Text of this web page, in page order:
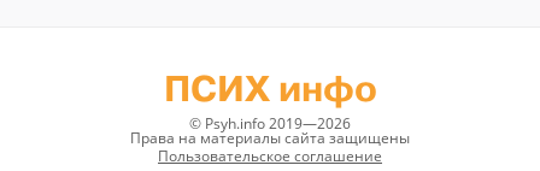
ПСИХ инфо
© Psyh.info 2019—2026
Права на материалы сайта защищены
Пользовательское соглашение